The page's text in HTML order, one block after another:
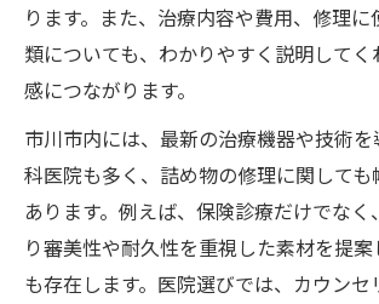
ります。また、治療内容や費用、修理
類についても、わかりやすく説明して
感につながります。
市川市内には、最新の治療機器や技術
科医院も多く、詰め物の修理に関して
あります。例えば、保険診療だけでなく
り審美性や耐久性を重視した素材を提
も存在します。医院選びでは、カウン